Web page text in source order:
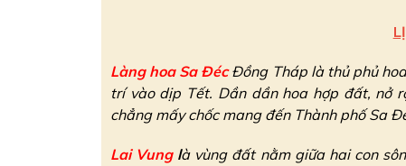
Làng hoa Sa Đéc Đồng Tháp là thủ phủ
trí vào dịp Tết. Dần dần hoa hợp đất, nở
chẳng mấy chốc mang đến Thành phố Sa
Lai Vunglà vùng đất nằm giữa hai con